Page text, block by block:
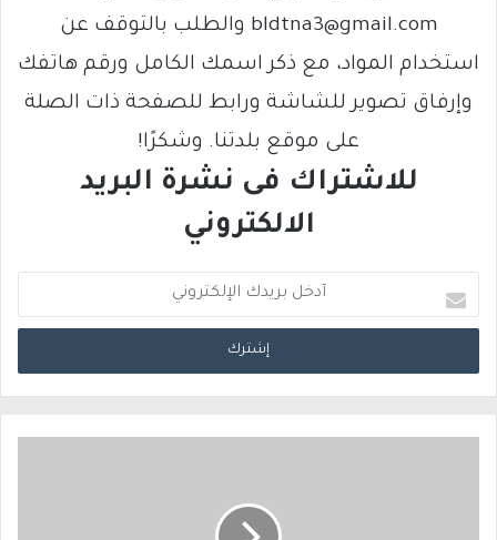
bldtna3@gmail.com والطلب بالتوقف عن
استخدام المواد، مع ذكر اسمك الكامل ورقم هاتفك
وإرفاق تصوير للشاشة ورابط للصفحة ذات الصلة
على موقع بلدتنا. وشكرًا!
للاشتراك فى نشرة البريد
الالكتروني
د
خ